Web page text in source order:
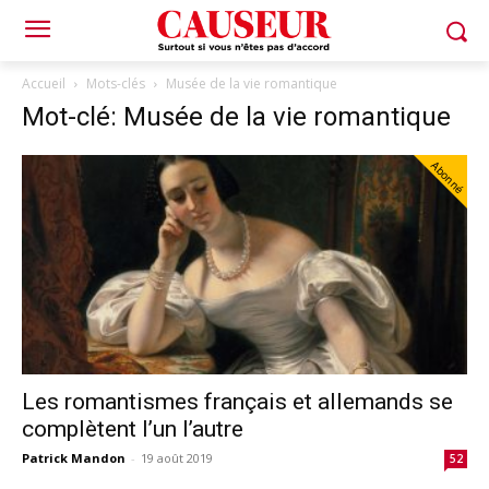
Accueil Mots-clés Musée de la vie romantique
Mot-clé: Musée de la vie romantique
Abonné
Les romantismes français et allemands se
complètent l’un l’autre
Patrick Mandon - 19 août 2019 52